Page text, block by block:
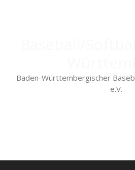
Baden-Württembergischer
e.V.